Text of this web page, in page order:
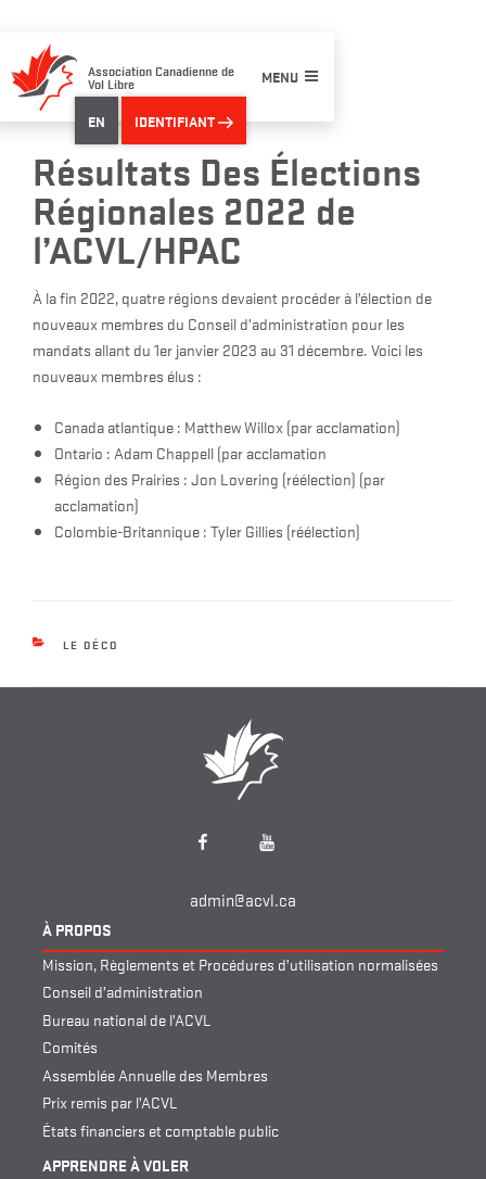
content
Association Canadienne de
Vol Libre MENU
EN IDENTIFIANT
Résultats Des Élections
Régionales 2022 de
l’ACVL/HPAC
À la fin 2022, quatre régions devaient procéder à l’élection de
nouveaux membres du Conseil d’administration pour les
mandats allant du 1er janvier 2023 au 31 décembre. Voici les
nouveaux membres élus :
Canada atlantique : Matthew Willox (par acclamation)
Ontario : Adam Chappell (par acclamation
Région des Prairies : Jon Lovering (réélection) (par
acclamation)
Colombie-Britannique : Tyler Gillies (réélection)
CATEGORIES
LE DÉCO
Facebook YouTube
admin@acvl.ca
À PROPOS
Mission, Règlements et Procédures d’utilisation normalisées
Conseil d’administration
Bureau national de l’ACVL
Comités
Assemblée Annuelle des Membres
Prix remis par l’ACVL
États financiers et comptable public
APPRENDRE À VOLER